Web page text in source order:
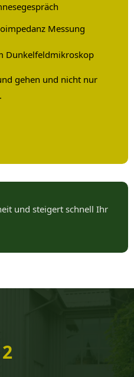
Messung
Dunkelfeldmikroskop
gehen und nicht nur
und steigert schnell Ihr